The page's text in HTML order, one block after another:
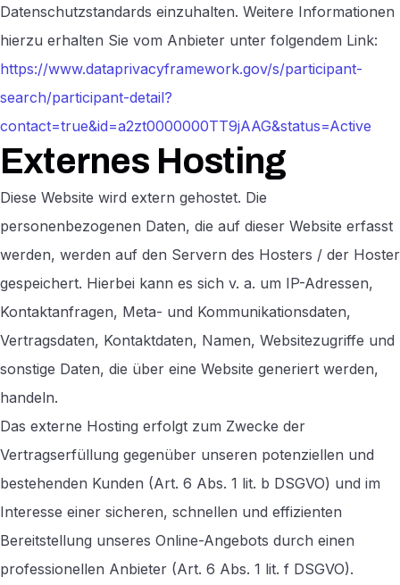
Datenschutzstandards einzuhalten. Weitere Informationen
hierzu erhalten Sie vom Anbieter unter folgendem Link:
https://www.dataprivacyframework.gov/s/participant-
search/participant-detail?
contact=true&id=a2zt0000000TT9jAAG&status=Active
Externes Hosting
Diese Website wird extern gehostet. Die
personenbezogenen Daten, die auf dieser Website erfasst
werden, werden auf den Servern des Hosters / der Hoster
gespeichert. Hierbei kann es sich v. a. um IP-Adressen,
Kontaktanfragen, Meta- und Kommunikationsdaten,
Vertragsdaten, Kontaktdaten, Namen, Websitezugriffe und
sonstige Daten, die über eine Website generiert werden,
handeln.
Das externe Hosting erfolgt zum Zwecke der
Vertragserfüllung gegenüber unseren potenziellen und
bestehenden Kunden (Art. 6 Abs. 1 lit. b DSGVO) und im
Interesse einer sicheren, schnellen und effizienten
Bereitstellung unseres Online-Angebots durch einen
professionellen Anbieter (Art. 6 Abs. 1 lit. f DSGVO).